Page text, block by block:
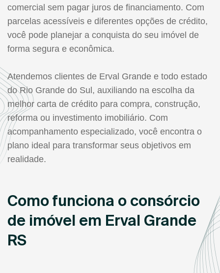
comercial sem pagar juros de financiamento. Com
parcelas acessíveis e diferentes opções de crédito,
você pode planejar a conquista do seu imóvel de
forma segura e econômica.
Atendemos clientes de Erval Grande e todo estado
do Rio Grande do Sul, auxiliando na escolha da
melhor carta de crédito para compra, construção,
reforma ou investimento imobiliário. Com
acompanhamento especializado, você encontra o
plano ideal para transformar seus objetivos em
realidade.
Como funciona o consórcio
de imóvel em Erval Grande
RS